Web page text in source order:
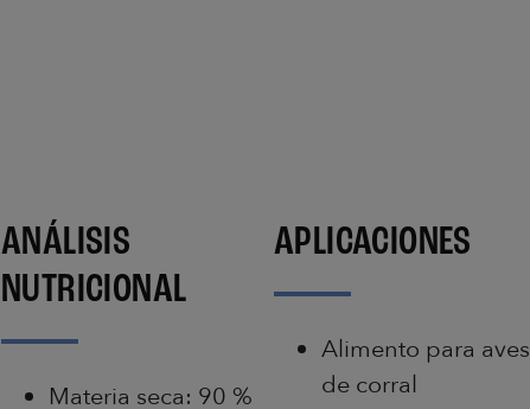
ANÁLISIS
NUTRICIONAL
Materia seca: 90 %
APLICACIONES
Alimento para aves
de corral